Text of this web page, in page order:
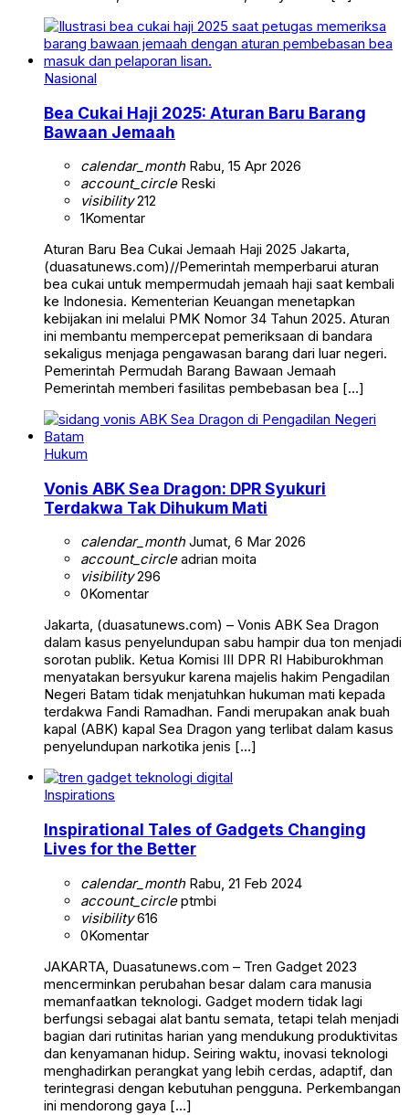
Nasional
Bea Cukai Haji 2025: Aturan Baru Barang
Bawaan Jemaah
calendar_monthRabu, 15 Apr 2026
account_circleReski
visibility212
1Komentar
Aturan Baru Bea Cukai Jemaah Haji 2025 Jakarta,
(duasatunews.com)//Pemerintah memperbarui aturan
bea cukai untuk mempermudah jemaah haji saat kembali
ke Indonesia. Kementerian Keuangan menetapkan
kebijakan ini melalui PMK Nomor 34 Tahun 2025. Aturan
ini membantu mempercepat pemeriksaan di bandara
sekaligus menjaga pengawasan barang dari luar negeri.
Pemerintah Permudah Barang Bawaan Jemaah
Pemerintah memberi fasilitas pembebasan bea […]
Hukum
Vonis ABK Sea Dragon: DPR Syukuri
Terdakwa Tak Dihukum Mati
calendar_monthJumat, 6 Mar 2026
account_circleadrian moita
visibility296
0Komentar
Jakarta, (duasatunews.com) – Vonis ABK Sea Dragon
dalam kasus penyelundupan sabu hampir dua ton menjadi
sorotan publik. Ketua Komisi III DPR RI Habiburokhman
menyatakan bersyukur karena majelis hakim Pengadilan
Negeri Batam tidak menjatuhkan hukuman mati kepada
terdakwa Fandi Ramadhan. Fandi merupakan anak buah
kapal (ABK) kapal Sea Dragon yang terlibat dalam kasus
penyelundupan narkotika jenis […]
Inspirations
Inspirational Tales of Gadgets Changing
Lives for the Better
calendar_monthRabu, 21 Feb 2024
account_circleptmbi
visibility616
0Komentar
JAKARTA, Duasatunews.com – Tren Gadget 2023
mencerminkan perubahan besar dalam cara manusia
memanfaatkan teknologi. Gadget modern tidak lagi
berfungsi sebagai alat bantu semata, tetapi telah menjadi
bagian dari rutinitas harian yang mendukung produktivitas
dan kenyamanan hidup. Seiring waktu, inovasi teknologi
menghadirkan perangkat yang lebih cerdas, adaptif, dan
terintegrasi dengan kebutuhan pengguna. Perkembangan
ini mendorong gaya […]